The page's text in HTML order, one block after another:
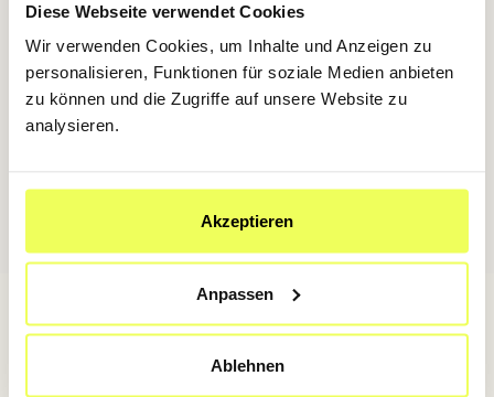
Diese Webseite verwendet Cookies
Wir verwenden Cookies, um Inhalte und Anzeigen zu
personalisieren, Funktionen für soziale Medien anbieten
zu können und die Zugriffe auf unsere Website zu
analysieren.
Akzeptieren
Anpassen
Ablehnen
PREIS